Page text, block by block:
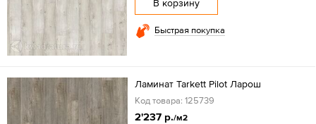
В корзину
Быстрая покупка
Ламинат Tarkett Pilot Ларош
Код товара: 125739
2'237 р./м2